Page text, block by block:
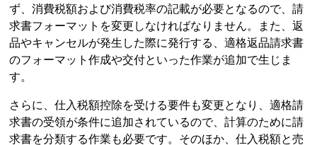
ず、消費税額および消費税率の記載が必要となるので、請
求書フォーマットを変更しなければなりません。また、返
品やキャンセルが発生した際に発行する、適格返品請求書
のフォーマット作成や交付といった作業が追加で生じま
す。
さらに、仕入税額控除を受ける要件も変更となり、適格請
求書の受領が条件に追加されているので、計算のために請
求書を分類する作業も必要です。そのほか、仕入税額と売